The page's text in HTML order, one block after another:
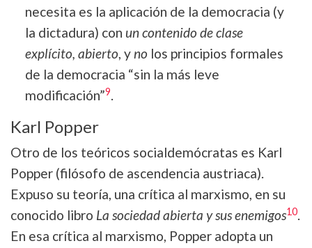
necesita es la aplicación de la democracia (y
la dictadura) con un contenido de clase
explícito, abierto, yno los principios formales
de la democracia “sin la más leve
modificación”9.
Karl Popper
Otro de los teóricos socialdemócratas es Karl
Popper (filósofo de ascendencia austriaca).
Expuso su teoría, una crítica al marxismo, en su
conocido libro La sociedad abierta y sus enemigos10.
En esa crítica al marxismo, Popper adopta un